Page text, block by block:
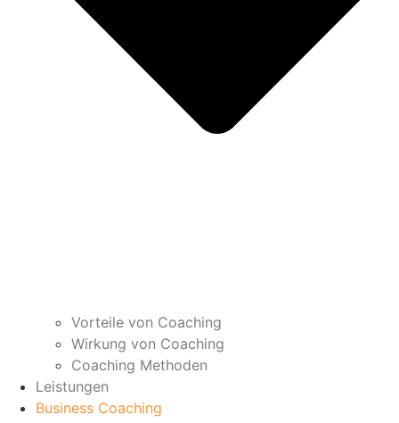
Vorteile von Coaching
Wirkung von Coaching
Coaching Methoden
Leistungen
Business Coaching